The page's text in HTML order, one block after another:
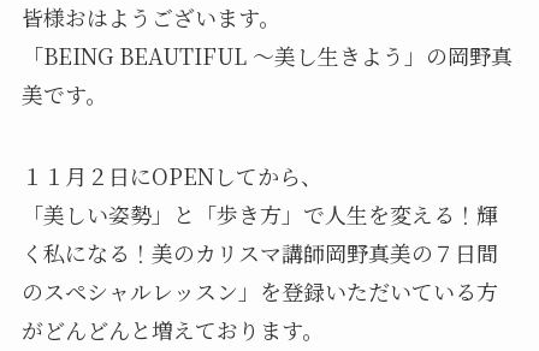
皆様おはようございます。
「BEING BEAUTIFUL 〜美し生きよう」の岡野真
美です。
１１月２日にOPENしてから、
「美しい姿勢」と「歩き方」で人生を変える！輝
く私になる！美のカリスマ講師岡野真美の７日間
のスペシャルレッスン」を登録いただいている方
がどんどんと増えております。